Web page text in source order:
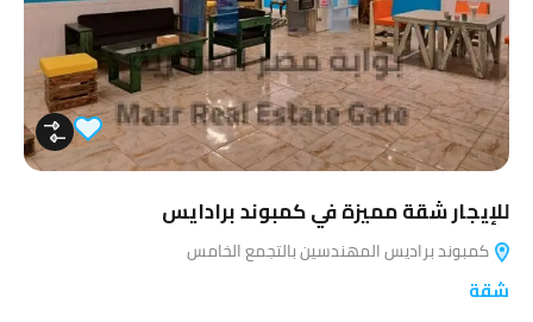
للإيجار شقة مميزة في كمبوند برادايس
كمبوند براديس المهندسين بالتجمع الخامس
شقة